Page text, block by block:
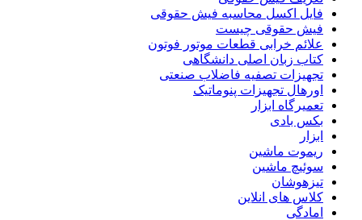
فایل اکسل محاسبه فیش حقوقی
فیش حقوقی چیست
علائم خرابی قطعات موتور فوتون
کتاب زبان اصلی دانشگاهی
تجهیزات تصفیه فاضلاب صنعتی
اورهال تجهیزات پنوماتیک
تعمیرگاه ابزار
بکس بادی
ابزار
ریموت ماشین
سوئیچ ماشین
تیزهوشان
کلاس های انلاین
امادگی